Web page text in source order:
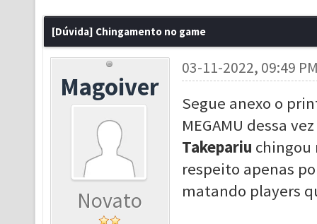
[Dúvida] Chingamento no game
Magoiver
Novato
03-11-2022, 09:49
Segue anexo o
MEGAMU dessa
Takepariu chingou
respeito apenas
matando players